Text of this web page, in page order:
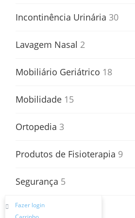
Incontinência Urinária 30
Lavagem Nasal 2
Mobiliário Geriátrico 18
Mobilidade 15
Ortopedia 3
Produtos de Fisioterapia 9
Segurança 5
Transferências
Fazer login